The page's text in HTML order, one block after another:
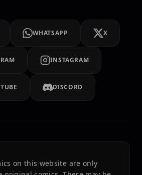
WHATSAPP X
INSTAGRAM
DISCORD
on this website are only